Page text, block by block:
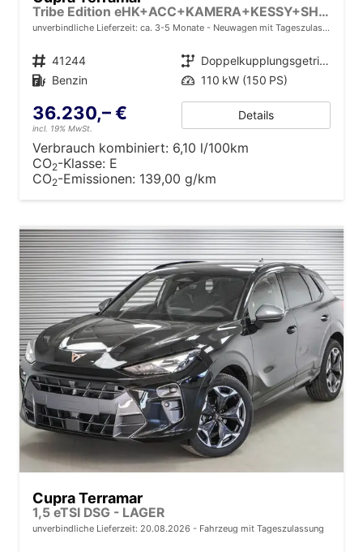
Tribe Edition eHK+ACC+KAMERA+KESSY+SHZ+MEMORY+LED+20" ALU
unverbindliche Lieferzeit: ca. 3-5 Monate Neuwagen mit Tageszulassung
Fahrzeugnr. 41244 Getriebe
Doppelkupplungsgetriebe (DSG)
Kraftstoff Benzin Leistung 110 kW (150 PS)
36.230,– €
incl. 19% MwSt.
Details
Verbrauch kombiniert: 6,10 l/100km
CO2-Klasse: E
CO2-Emissionen: 139,00 g/km
Cupra Terramar
1,5 eTSI DSG - LAGER
unverbindliche Lieferzeit: 20.08.2026 Fahrzeug mit Tageszulassung